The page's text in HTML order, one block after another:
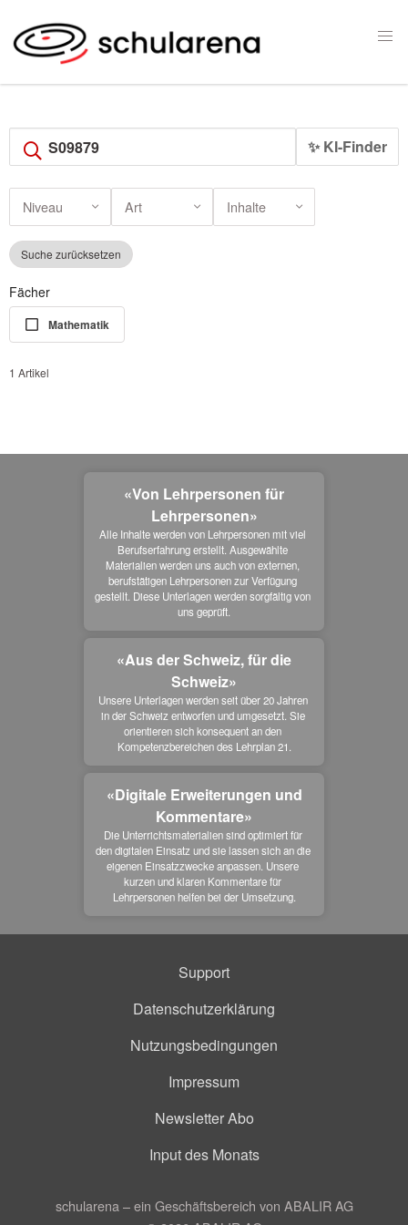
✨ KI-Finder
Niveau Art Inhalte
Suche zurücksetzen
Fächer
Mathematik
1 Artikel
«Von Lehrpersonen für
Lehrpersonen»
Alle Inhalte werden von Lehrpersonen mit viel
Berufserfahrung erstellt. Ausgewählte
Materialien werden uns auch von externen,
berufstätigen Lehrpersonen zur Verfügung
gestellt. Diese Unterlagen werden sorgfältig von
uns geprüft.
«Aus der Schweiz, für die
Schweiz»
Unsere Unterlagen werden seit über 20 Jahren
in der Schweiz entworfen und umgesetzt. Sie
orientieren sich konsequent an den
Kompetenzbereichen des Lehrplan 21.
«Digitale Erweiterungen und
Kommentare»
Die Unterrichtsmaterialien sind optimiert für
den digitalen Einsatz und sie lassen sich an die
eigenen Einsatzzwecke anpassen. Unsere
kurzen und klaren Kommentare für
Lehrpersonen helfen bei der Umsetzung.
Support
Datenschutzerklärung
Nutzungsbedingungen
Impressum
Newsletter Abo
Input des Monats
schularena – ein Geschäftsbereich von ABALIR AG